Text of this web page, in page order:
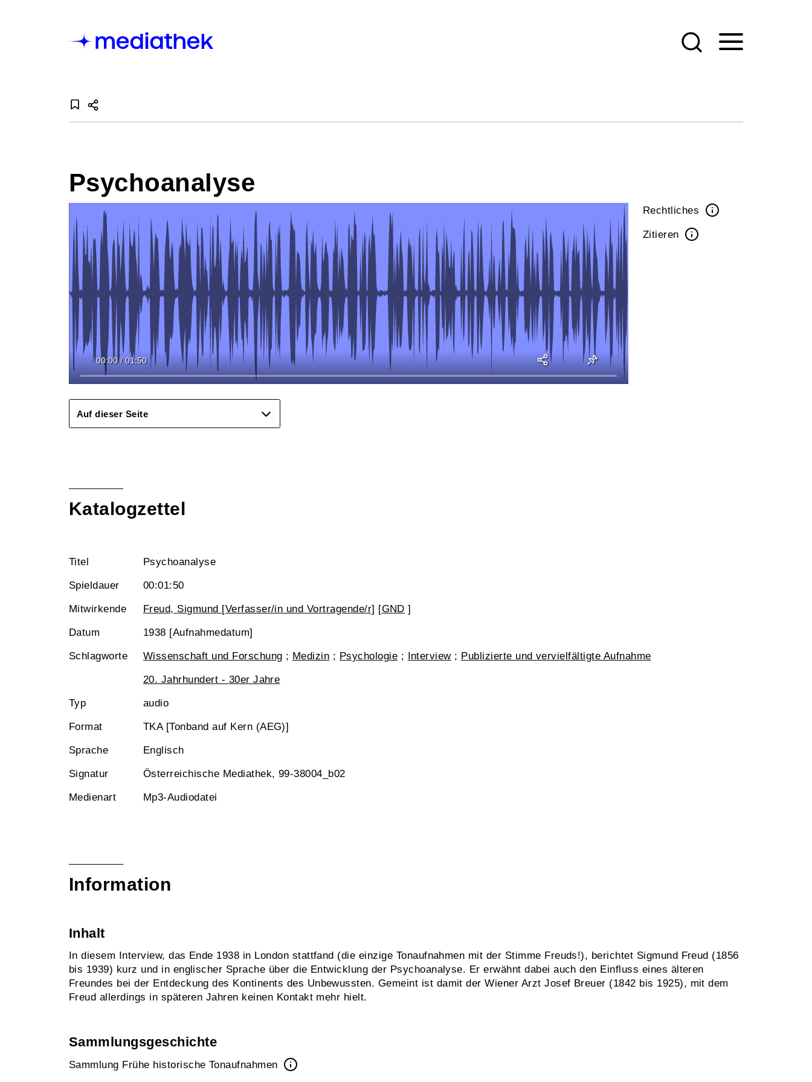
Psychoanalyse
00:00 / 01:50
Rechtliches
Zitieren
Auf dieser Seite
Katalogzettel
Titel Psychoanalyse
Spieldauer 00:01:50
Mitwirkende Freud, Sigmund [Verfasser/in und Vortragende/r] [GND ]
Datum 1938 [Aufnahmedatum]
Schlagworte Wissenschaft und Forschung ; Medizin ; Psychologie ; Interview; Publizierte und vervielfältigte Aufnahme
20. Jahrhundert - 30er Jahre
Typ audio
Format TKA [Tonband auf Kern (AEG)]
Sprache Englisch
Signatur Österreichische Mediathek, 99-38004_b02
Medienart Mp3-Audiodatei
Information
Inhalt
In diesem Interview, das Ende 1938 in London stattfand (die einzige Tonaufnahmen mit der Stimme Freuds!), berichtet Sigmund Freud (1856
bis 1939) kurz und in englischer Sprache über die Entwicklung der Psychoanalyse. Er erwähnt dabei auch den Einfluss eines älteren
Freundes bei der Entdeckung des Kontinents des Unbewussten. Gemeint ist damit der Wiener Arzt Josef Breuer (1842 bis 1925), mit dem
Freud allerdings in späteren Jahren keinen Kontakt mehr hielt.
Sammlungsgeschichte
Sammlung Frühe historische Tonaufnahmen